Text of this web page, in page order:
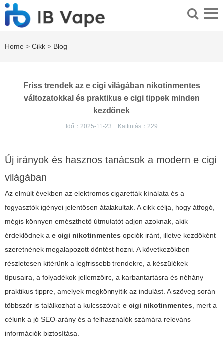
Home > Cikk > Blog
Friss trendek az e cigi világában nikotinmentes
változatokkal és praktikus e cigi tippek minden
kezdőnek
Idő：2025-11-23 Kattintás： 229
Új irányok és hasznos tanácsok a modern e cigi
világában
Az elmúlt években az elektromos cigaretták kínálata és a
fogyasztók igényei jelentősen átalakultak. A cikk célja, hogy átfogó,
mégis könnyen emészthető útmutatót adjon azoknak, akik
érdeklődnek a e cigi nikotinmentes opciók iránt, illetve kezdőként
szeretnének megalapozott döntést hozni. A következőkben
részletesen kitérünk a legfrissebb trendekre, a készülékek
típusaira, a folyadékok jellemzőire, a karbantartásra és néhány
praktikus tippre, amelyek megkönnyítik az indulást. A szöveg során
többször is találkozhat a kulcsszóval: e cigi nikotinmentes, mert a
célunk a jó SEO-arány és a felhasználók számára releváns
információk biztosítása.